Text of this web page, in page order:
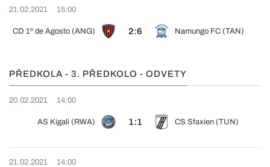
21.02.2021 15:00
CD 1º de Agosto (ANG) 2:6 Namungo FC (TAN)
PŘEDKOLA - 3. PŘEDKOLO - ODVETY
20.02.2021 14:00
AS Kigali (RWA) 1:1 CS Sfaxien (TUN)
21.02.2021 14:00